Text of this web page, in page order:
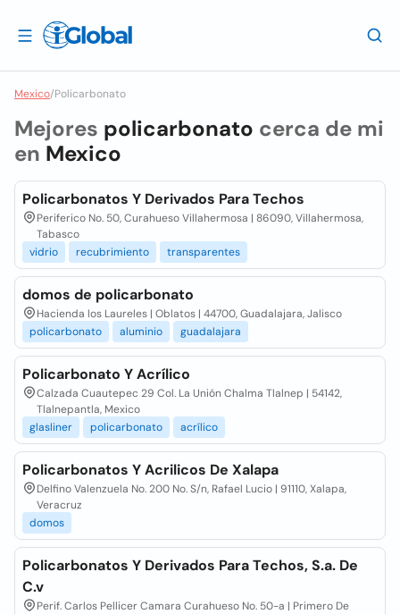
Mexico/Policarbonato
Mejores policarbonato cerca de mi
en Mexico
Policarbonatos Y Derivados Para Techos
Periferico No. 50, Curahueso Villahermosa | 86090, Villahermosa,
Tabasco
vidrio
recubrimiento transparentes
domos de policarbonato
Hacienda los Laureles | Oblatos | 44700, Guadalajara, Jalisco
policarbonato
aluminio guadalajara
Policarbonato Y Acrílico
Calzada Cuautepec 29 Col. La Unión Chalma Tlalnep | 54142,
Tlalnepantla, Mexico
glasliner
policarbonato acrílico
Policarbonatos Y Acrilicos De Xalapa
Delfino Valenzuela No. 200 No. S/n, Rafael Lucio | 91110, Xalapa,
Veracruz
domos
Policarbonatos Y Derivados Para Techos, S.a. De
C.v
Perif. Carlos Pellicer Camara Curahueso No. 50-a | Primero De